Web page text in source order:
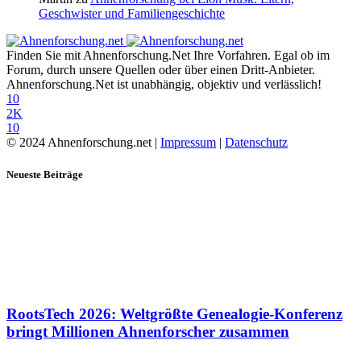
Geschwister und Familiengeschichte
Finden Sie mit Ahnenforschung.Net Ihre Vorfahren. Egal ob im
Forum, durch unsere Quellen oder über einen Dritt-Anbieter.
Ahnenforschung.Net ist unabhängig, objektiv und verlässlich!
10
2K
10
© 2024 Ahnenforschung.net | Impressum | Datenschutz
Neueste Beiträge
RootsTech 2026: Weltgrößte Genealogie-Konferenz
bringt Millionen Ahnenforscher zusammen